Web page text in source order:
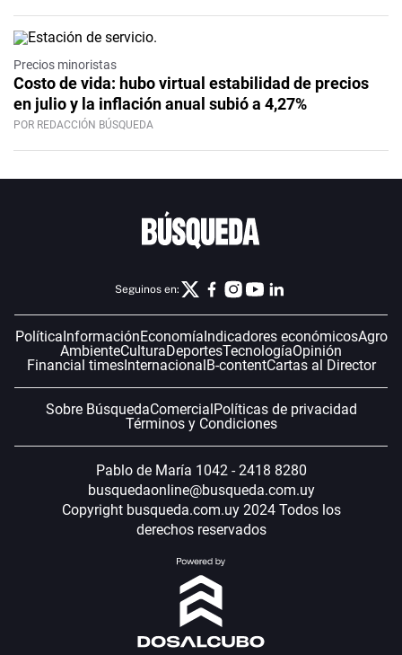
Precios minoristas
Costo de vida: hubo virtual estabilidad de precios
en julio y la inflación anual subió a 4,27%
POR REDACCIÓN BÚSQUEDA
Seguinos en:
PolíticaInformaciónEconomíaIndicadores económicosAgro
AmbienteCulturaDeportesTecnologíaOpinión
Financial timesInternacionalB-contentCartas al Director
Sobre BúsquedaComercialPolíticas de privacidad
Términos y Condiciones
Pablo de María 1042 - 2418 8280
busquedaonline@busqueda.com.uy
Copyright busqueda.com.uy 2024 Todos los
derechos reservados